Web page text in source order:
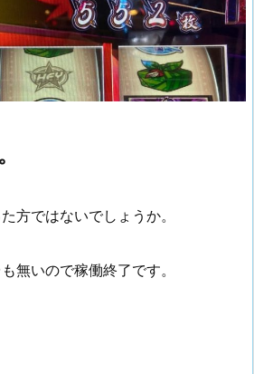
方ではないでしょうか。
無いので稼働終了です。